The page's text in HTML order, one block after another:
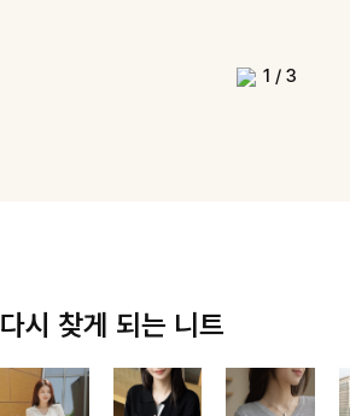
1 / 3
다시 찾게 되는 니트